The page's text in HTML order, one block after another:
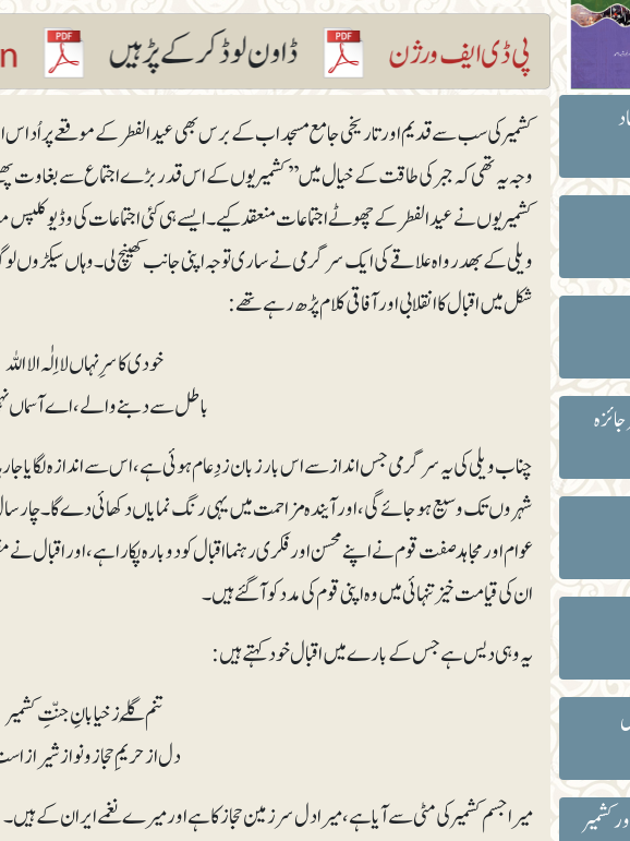
کشمیر
کشمیر کی سب سے قدیم اور تاریخی جامع مسجداب کے برس بھی عید الفطر کے موقعے پر اُداس
وجہ یہ تھی کہ جبر کی طاقت کے خیال میں ’’کشمیریوں کے اس قدر بڑے اجتماع سے بغاوت
کشمیریوں نے عید الفطر کے چھوٹے اجتماعات منعقد کیے۔ ایسے ہی کئی اجتماعات کی وڈیو
ویلی کے بھدرواہ علاقے کی ایک سرگرمی نے ساری توجہ اپنی جانب کھینچ لی۔ وہاں
شکل میں اقبال کا انقلابی اور آفاقی کلام پڑھ رہے تھے:
خودی کا سرِ نہاں لااِلٰہ الااللہ
باطل سے دبنے والے، اے آسماں
چناب ویلی کی یہ سرگرمی جس انداز سے اس بار زبان زدِعام ہوئی ہے، اس سے اندازہ لگایا
شہروں تک وسیع ہوجائے گی، اور آیندہ مزاحمت میں یہی رنگ نمایاں دکھائی دے گا۔چار
عوام اور مجاہد صفت قوم نے اپنے محسن اور فکری رہنما اقبال کو دوبارہ پکار ا ہے، اور
ان کی قیامت خیز تنہائی میں وہ اپنی قوم کی مدد کو آگئے ہیں۔
یہ وہی دیس ہے جس کے بارے میں اقبال خود کہتے ہیں:
تنم گُلے زخیابانِ جنّتِ کشمیر
دل از حریمِ حجاز و نواز
میرا جسم کشمیر کی مٹی سے آیا ہے، میرا دل سرزمین حجاز کا ہے اور میرے نغمے ایران کے ہیں۔